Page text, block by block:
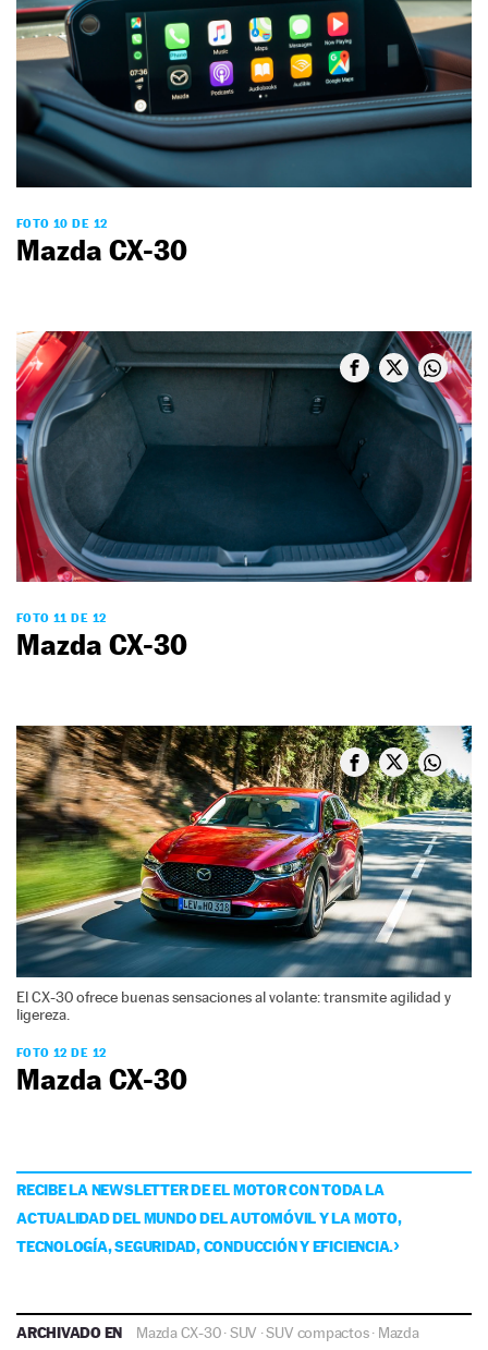
FOTO 10 DE 12
Mazda CX-30
FOTO 11 DE 12
Mazda CX-30
El CX-30 ofrece buenas sensaciones al volante: transmite agilidad y
ligereza.
FOTO 12 DE 12
Mazda CX-30
RECIBE LA NEWSLETTER DE EL MOTOR CON TODA LA
ACTUALIDAD DEL MUNDO DEL AUTOMÓVIL Y LA MOTO,
TECNOLOGÍA, SEGURIDAD, CONDUCCIÓN Y EFICIENCIA.
ARCHIVADO EN Mazda CX-30·SUV ·SUV compactos· Mazda